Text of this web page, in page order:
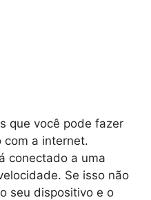
que você pode fazer
com a internet.
conectado a uma
Se isso não
seu dispositivo e o